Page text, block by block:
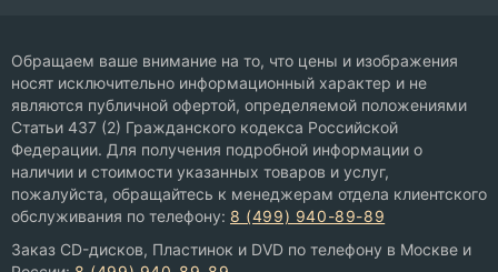
Обращаем ваше внимание на то, что цены и изображения
носят исключительно информационный характер и не
являются публичной офертой, определяемой положениями
Статьи 437 (2) Гражданского кодекса Российской
Федерации. Для получения подробной информации о
наличии и стоимости указанных товаров и услуг,
пожалуйста, обращайтесь к менеджерам отдела клиентского
обслуживания по телефону: 8 (499) 940-89-89
Заказ CD-дисков, Пластинок и DVD по телефону в Москве и